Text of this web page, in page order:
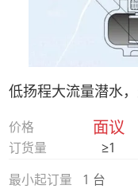
低扬程大流量潜水
价格 面议
订货量
≥1
最小起订量
1 台